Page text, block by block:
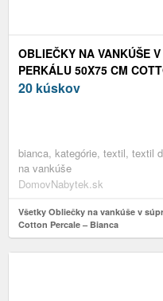
OBLIEČKY NA VANKÚŠE
PERKÁLU 50X75 CM
20 kúskov
bianca, kategórie, textil, textil
na vankúše
DomovNabytek.sk
Všetky Obliečky na vankúše v
Cotton Percale – Bianca